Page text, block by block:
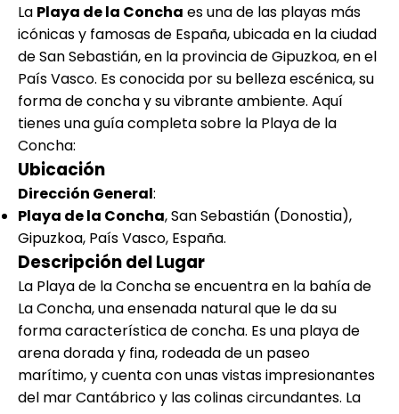
La Playa de la Concha es una de las playas más
icónicas y famosas de España, ubicada en la ciudad
de San Sebastián, en la provincia de Gipuzkoa, en el
País Vasco. Es conocida por su belleza escénica, su
forma de concha y su vibrante ambiente. Aquí
tienes una guía completa sobre la Playa de la
Concha:
Ubicación
Dirección General:
Playa de la Concha, San Sebastián (Donostia),
Gipuzkoa, País Vasco, España.
Descripción del Lugar
La Playa de la Concha se encuentra en la bahía de
La Concha, una ensenada natural que le da su
forma característica de concha. Es una playa de
arena dorada y fina, rodeada de un paseo
marítimo, y cuenta con unas vistas impresionantes
del mar Cantábrico y las colinas circundantes. La